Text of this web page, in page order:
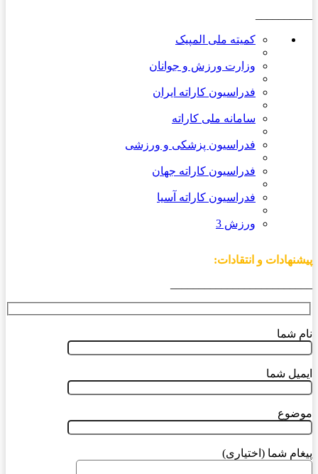
کمیته ملی المپیک
وزارت ورزش و جوانان
فدراسیون کاراته ایران
سامانه ملی کاراته
فدراسیون پزشکی و ورزشی
فدراسیون کاراته جهان
فدراسیون کاراته آسیا
ورزش 3
پیشنهادات و انتقادات:
نام شما
ایمیل شما
موضوع
پیغام شما (اختیاری)